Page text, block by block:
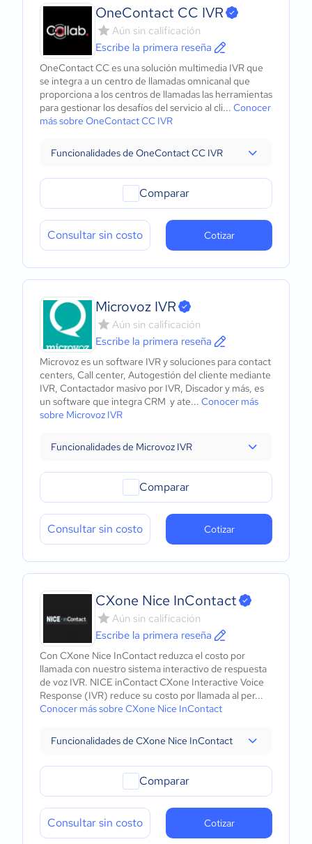
OneContact CC IVR
Aún sin calificación
Escribe la primera reseña
OneContact CC es una solución multimedia IVR que
se integra a un centro de llamadas omnicanal que
proporciona a los centros de llamadas las herramientas
para gestionar los desafíos del servicio al cli... Conocer
más sobre OneContact CC IVR
Funcionalidades de OneContact CC IVR
Comparar
Consultar sin costo Cotizar
Microvoz IVR
Aún sin calificación
Escribe la primera reseña
Microvoz es un software IVR y soluciones para contact
centers, Call center, Autogestión del cliente mediante
IVR, Contactador masivo por IVR, Discador y más, es
un software que integra CRM y ate... Conocer más
sobre Microvoz IVR
Funcionalidades de Microvoz IVR
Comparar
Consultar sin costo Cotizar
CXone Nice InContact
Aún sin calificación
Escribe la primera reseña
Con CXone Nice InContact reduzca el costo por
llamada con nuestro sistema interactivo de respuesta
de voz IVR. NICE inContact CXone Interactive Voice
Response (IVR) reduce su costo por llamada al per...
Conocer más sobre CXone Nice InContact
Funcionalidades de CXone Nice InContact
Comparar
Consultar sin costo Cotizar